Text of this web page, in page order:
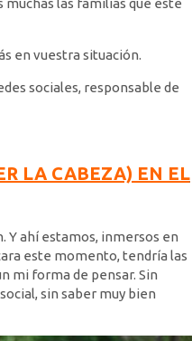
muchas las familias que este
en vuestra situación.
sociales, responsable de
LA CABEZA) EN EL
Y ahí estamos, inmersos en
este momento, tendría las
mi forma de pensar. Sin
sin saber muy bien